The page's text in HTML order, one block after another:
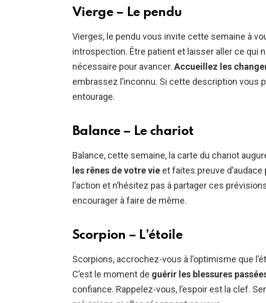
Vierge – Le pendu
Vierges, le pendu vous invite cette semaine à
introspection. Être patient et laisser aller ce qui
nécessaire pour avancer. Accueillez les
embrassez l’inconnu. Si cette description vous
entourage.
Balance – Le chariot
Balance, cette semaine, la carte du chariot
les rênes de votre vie et faites preuve
l’action et n’hésitez pas à partager ces
encourager à faire de même.
Scorpion – L’étoile
Scorpions, accrochez-vous à l’optimisme que
C’est le moment de guérir les blessures
confiance. Rappelez-vous, l’espoir est la clef.